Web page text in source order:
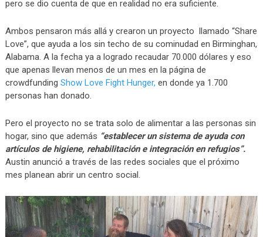
pero se dio cuenta de que en realidad no era suficiente.
Ambos pensaron más allá y crearon un proyecto llamado “Share
Love”, que ayuda a los sin techo de su cominudad en Birminghan,
Alabama. A la fecha ya a logrado recaudar 70.000 dólares y eso
que apenas llevan menos de un mes en la página de
crowdfunding Show Love Fight Hunger, en donde ya 1.700
personas han donado.
Pero el proyecto no se trata solo de alimentar a las personas sin
hogar, sino que además “establecer un sistema de ayuda con
artículos de higiene, rehabilitación e integración en refugios”.
Austin anunció a través de las redes sociales que el próximo
mes planean abrir un centro social.